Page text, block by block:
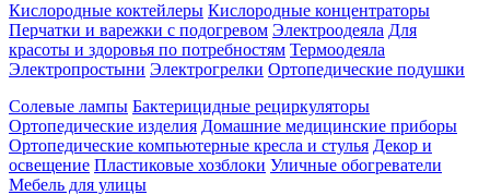
Кислородные коктейлеры Кислородные концентраторы
Перчатки и варежки с подогревом Электроодеяла Для
красоты и здоровья по потребностям Термоодеяла
Электропростыни Электрогрелки Ортопедические подушки
Солевые лампы Бактерицидные рециркуляторы
Ортопедические изделия Домашние медицинские приборы
Ортопедические компьютерные кресла и стулья Декор и
освещение Пластиковые хозблоки Уличные обогреватели
Мебель для улицы